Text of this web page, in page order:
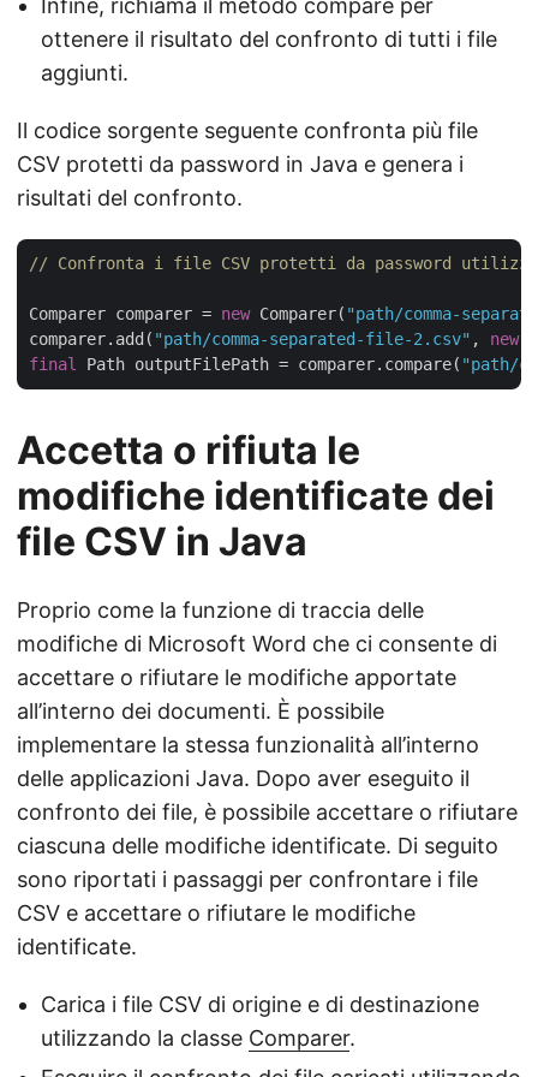
ottenere il risultato del confronto di tutti i file
aggiunti.
Il codice sorgente seguente confronta più file
CSV protetti da password in Java e genera i
risultati del confronto.
// Confronta i file CSV protetti da password
Comparer comparer = new Comparer( "path/comma-
comparer.add( "path/comma-separated-file-2.csv" , new
final
Path outputFilePath = comparer.compare( "path/
Accetta o rifiuta le
modifiche identificate dei
file CSV in Java
Proprio come la funzione di traccia delle
modifiche di Microsoft Word che ci consente di
accettare o rifiutare le modifiche apportate
all’interno dei documenti. È possibile
implementare la stessa funzionalità all’interno
delle applicazioni Java. Dopo aver eseguito il
confronto dei file, è possibile accettare o rifiutare
ciascuna delle modifiche identificate. Di seguito
sono riportati i passaggi per confrontare i file
CSV e accettare o rifiutare le modifiche
identificate.
Carica i file CSV di origine e di destinazione
utilizzando la classe Comparer.